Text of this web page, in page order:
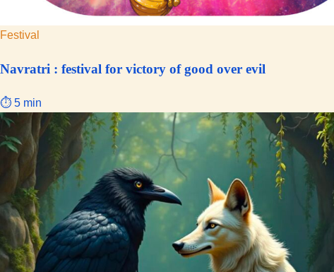
Festival
Navratri : festival for victory of good over evil
⏱ 5 min